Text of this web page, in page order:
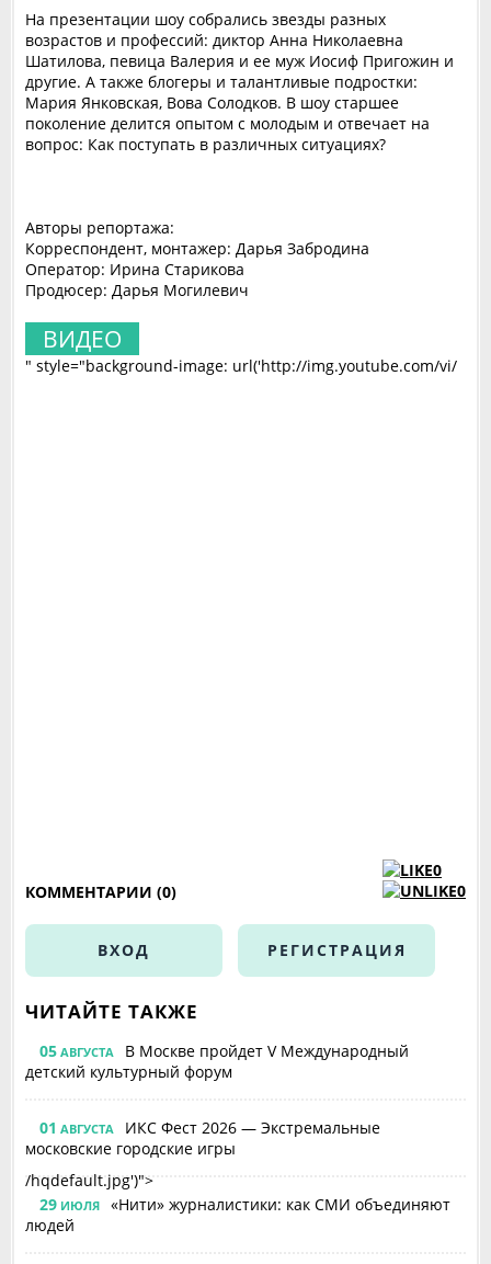
На презентации шоу собрались звезды разных
возрастов и профессий: диктор Анна Николаевна
Шатилова, певица Валерия и ее муж Иосиф Пригожин и
другие. А также блогеры и талантливые подростки:
Мария Янковская, Вова Солодков. В шоу старшее
поколение делится опытом с молодым и отвечает на
вопрос: Как поступать в различных ситуациях?
Авторы репортажа:
Корреспондент, монтажер: Дарья Забродина
Оператор: Ирина Старикова
Продюсер: Дарья Могилевич
ВИДЕО
" style="background-image: url('http://img.youtube.com/vi/
/hqdefault.jpg')">
0
0
КОММЕНТАРИИ (0)
ВХОД РЕГИСТРАЦИЯ
ЧИТАЙТЕ ТАКЖЕ
05 АВГУСТА
В Москве пройдет V Международный
детский культурный форум
01 АВГУСТА
ИКС Фест 2026 — Экстремальные
московские городские игры
29 ИЮЛЯ
«Нити» журналистики: как СМИ объединяют
людей